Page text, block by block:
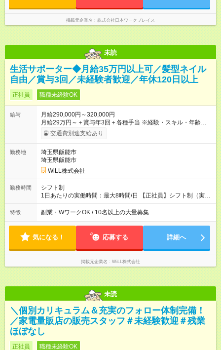
掲載元企業名 株式会社日本ワークプレイス
未読
生活サポーター◆月給35万円以上可／髪型ネイル
自由／賞与3回／未経験者歓迎／年休120日以上
正社員 職種未経験OK
給与
月給290,000円～320,000円
月給29万円～＋賞与年3回＋各種手当 ※経験・スキル・年齢を考
慮し加給優遇 ■日勤のみを希望する方 月給27万円～＋賞与年3回
＋各種手当 ■夜勤のみを希望する方 月給30万円～＋賞与年3回＋
用形態、給与は本採用時と同じです。
交通費別途支給あり
勤務地
埼玉県飯能市
埼玉県飯能市
WiLL株式会社
勤務時間
シフト制
1日あたりの実働時間：最大8時間/日 【正社員】シフト制（実働
8時間） 【アルバイト】週1日から勤務可能 ◎勤務例 日勤／9時
～18時（休憩60分） 夜勤／22時～翌7時（休憩60分） ◎働き方
ど、ご希望の働き方をお気軽にご相談ください。
特徴 副業・WワークOK / 10名以上の大量募集
気になる！ 応募する 詳細へ
掲載元企業名 WiLL株式会社
未読
＼個別カリキュラム＆充実のフォロー体制完備！
／家電量販店の販売スタッフ＃未経験歓迎＃残業
ほぼなし
正社員 職種未経験OK